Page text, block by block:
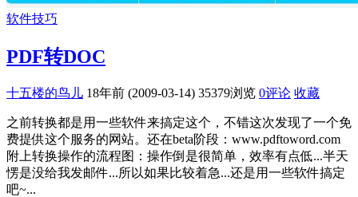
软件技巧
PDF转DOC
十五楼的鸟儿 18年前 (2009-03-14) 35379浏览 0评论 收藏
之前转换都是用一些软件来搞定这个，不错这次发现了一个免
费提供这个服务的网站。还在beta阶段：www.pdftoword.com
附上转换操作的流程图：操作倒是很简单，效率有点低...半天
愣是没给我发邮件...所以如果比较着急...还是用一些软件搞定
吧~...